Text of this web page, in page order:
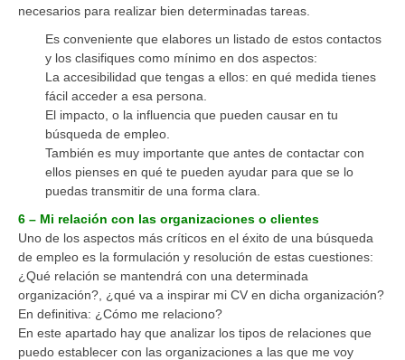
necesarios para realizar bien determinadas tareas.
Es conveniente que elabores un listado de estos contactos
y los clasifiques como mínimo en dos aspectos:
La accesibilidad que tengas a ellos: en qué medida tienes
fácil acceder a esa persona.
El impacto, o la influencia que pueden causar en tu
búsqueda de empleo.
También es muy importante que antes de contactar con
ellos pienses en qué te pueden ayudar para que se lo
puedas transmitir de una forma clara.
6 – Mi relación con las organizaciones o clientes
Uno de los aspectos más críticos en el éxito de una búsqueda
de empleo es la formulación y resolución de estas cuestiones:
¿Qué relación se mantendrá con una determinada
organización?, ¿qué va a inspirar mi CV en dicha organización?
En definitiva: ¿Cómo me relaciono?
En este apartado hay que analizar los tipos de relaciones que
puedo establecer con las organizaciones a las que me voy